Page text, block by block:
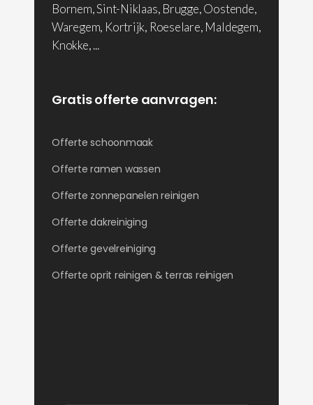
Bornem, Sint-Niklaas, Brugge, Oostende,
Waregem, Kortrijk, Roeselare, Maldegem,
Knokke, ...
Gratis offerte aanvragen:
Offerte schoonmaak
Offerte ramen wassen
Offerte zonnepanelen reinigen
Offerte dakreiniging
Offerte gevelreiniging
Offerte oprit reinigen & terras reinigen